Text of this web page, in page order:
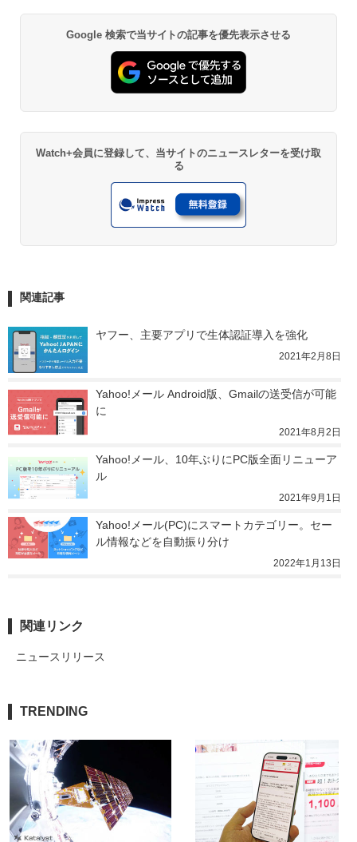
Google 検索で当サイトの記事を優先表示させる
Watch+会員に登録して、当サイトのニュースレターを受け取
る
関連記事
ヤフー、主要アプリで生体認証導入を強化
2021年2月8日
Yahoo!メール Android版、Gmailの送受信が可能
に
2021年8月2日
Yahoo!メール、10年ぶりにPC版全面リニューア
ル
2021年9月1日
Yahoo!メール(PC)にスマートカテゴリー。セー
ル情報などを自動振り分け
2022年1月13日
関連リンク
ニュースリリース
TRENDING